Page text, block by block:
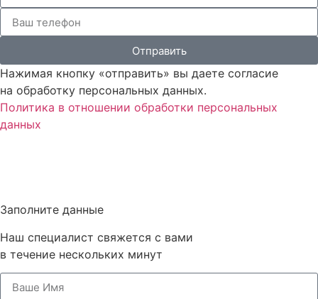
Отправить
Нажимая кнопку «отправить» вы даете согласие
на обработку персональных данных.
Политика в отношении обработки персональных
данных
Заполните данные
Наш специалист свяжется с вами
в течение нескольких минут